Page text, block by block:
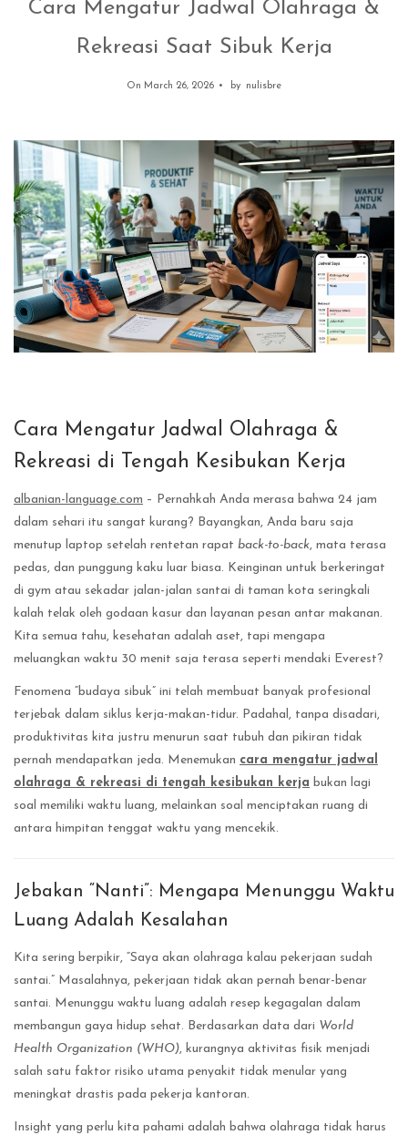
Cara Mengatur Jadwal Olahraga &
Rekreasi Saat Sibuk Kerja
On March 26, 2026 by nulisbre
Cara Mengatur Jadwal Olahraga &
Rekreasi di Tengah Kesibukan Kerja
albanian-language.com – Pernahkah Anda merasa bahwa 24 jam
dalam sehari itu sangat kurang? Bayangkan, Anda baru saja
menutup laptop setelah rentetan rapat back-to-back, mata terasa
pedas, dan punggung kaku luar biasa. Keinginan untuk berkeringat
di gym atau sekadar jalan-jalan santai di taman kota seringkali
kalah telak oleh godaan kasur dan layanan pesan antar makanan.
Kita semua tahu, kesehatan adalah aset, tapi mengapa
meluangkan waktu 30 menit saja terasa seperti mendaki Everest?
Fenomena “budaya sibuk” ini telah membuat banyak profesional
terjebak dalam siklus kerja-makan-tidur. Padahal, tanpa disadari,
produktivitas kita justru menurun saat tubuh dan pikiran tidak
pernah mendapatkan jeda. Menemukan cara mengatur jadwal
olahraga & rekreasi di tengah kesibukan kerja bukan lagi
soal memiliki waktu luang, melainkan soal menciptakan ruang di
antara himpitan tenggat waktu yang mencekik.
Jebakan “Nanti”: Mengapa Menunggu Waktu
Luang Adalah Kesalahan
Kita sering berpikir, “Saya akan olahraga kalau pekerjaan sudah
santai.” Masalahnya, pekerjaan tidak akan pernah benar-benar
santai. Menunggu waktu luang adalah resep kegagalan dalam
membangun gaya hidup sehat. Berdasarkan data dari World
Health Organization (WHO), kurangnya aktivitas fisik menjadi
salah satu faktor risiko utama penyakit tidak menular yang
meningkat drastis pada pekerja kantoran.
Insight yang perlu kita pahami adalah bahwa olahraga tidak harus